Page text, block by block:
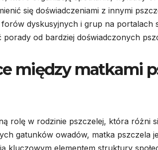
się doświadczeniami z innymi
dyskusyjnych i grup na portalach
porady od bardziej doświadczonych
między matkami
rolę w rodzinie pszczelej, która różni
gatunków owadów, matka pszczela
kluczowym elementem struktury